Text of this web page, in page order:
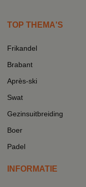
TOP THEMA'S
Frikandel
Brabant
Après-ski
Swat
Gezinsuitbreiding
Boer
Padel
INFORMATIE